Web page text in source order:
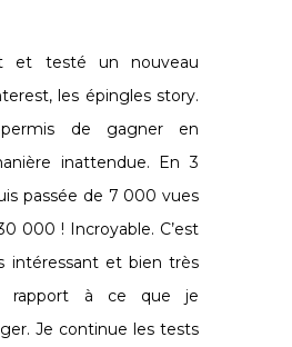
et testé un nouveau
les épingles story.
de gagner en
inattendue. En 3
passée de 7 000 vues
000 ! Incroyable. C’est
intéressant et bien très
rapport à ce que je
Je continue les tests